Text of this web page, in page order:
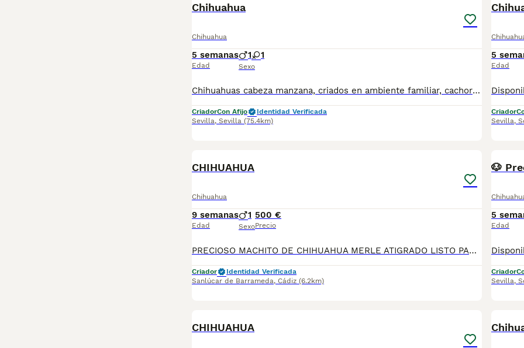
Chihuahua
Chihuahua
5 semanas
Edad
1 1
Sexo
Chihuahuas cabeza manzana, criados en ambiente familiar, cachorros sanos y de calidad, vacunados y desparasitados. No dude en ponerse en contacto para más información.
CriadorCon Afijo
Identidad Verificada
Sevilla, Sevilla (75.4km)
5
Edad
Criador
Sevilla,
CHIHUAHUA
Chihuahua
9 semanas
Edad
1
Sexo
500 €
Precio
PRECIOSO MACHITO DE CHIHUAHUA MERLE ATIGRADO LISTO PARA ENTREGA , NO DUDES EN LLAMARNOS PRECIO ECONOMICO
Criador
Identidad Verificada
Sanlúcar de Barrameda, Cádiz (6.2km)
🐶
5
Edad
Criador
Sevilla,
CHIHUAHUA